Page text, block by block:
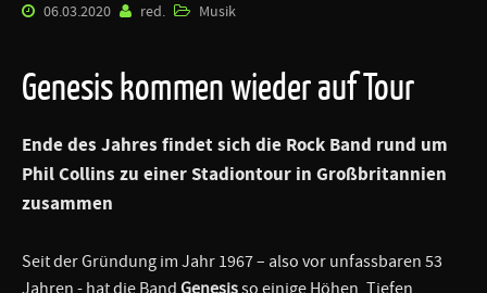
06.03.2020 red. Musik
Genesis kommen wieder auf Tour
Ende des Jahres findet sich die Rock Band rund um
Phil Collins zu einer Stadiontour in Großbritannien
zusammen
Seit der Gründung im Jahr 1967 – also vor unfassbaren 53
Jahren - hat die Band Genesisso einige Höhen, Tiefen,